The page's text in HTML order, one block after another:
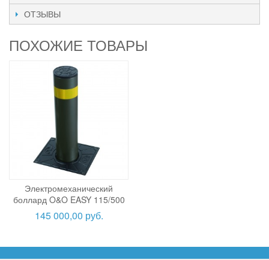
ОТЗЫВЫ
ПОХОЖИЕ ТОВАРЫ
Электромеханический
боллард O&O EASY 115/500
145 000,00 руб.